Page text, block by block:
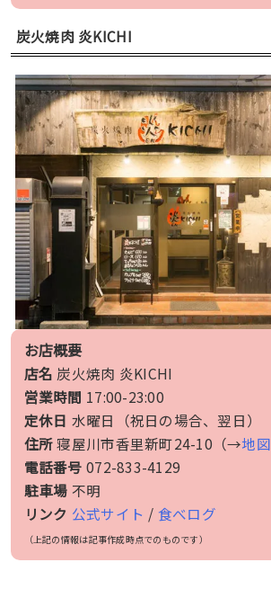
炭火焼肉 炎KICHI
お店概要
店名 炭火焼肉 炎KICHI
営業時間 17:00-23:00
定休日 水曜日（祝日の場合、翌日）
住所寝屋川市香里新町24-10（→地図
電話番号 072-833-4129
駐車場 不明
リンク 公式サイト / 食べログ
（上記の情報は記事作成時点でのものです）